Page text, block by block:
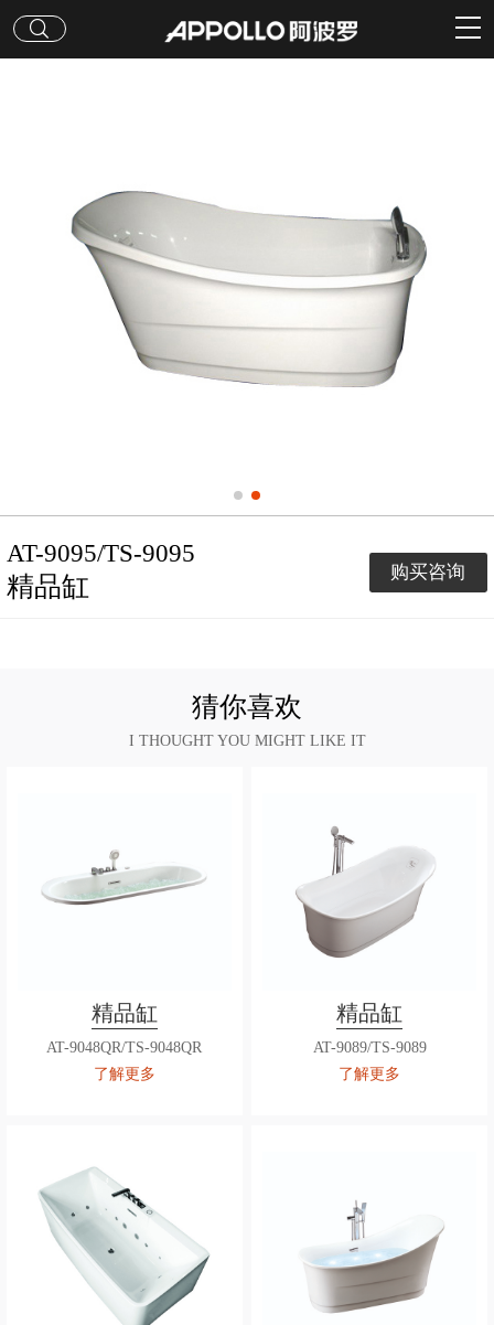
AT-9095/TS-9095
精品缸 购买咨询
猜你喜欢
I THOUGHT YOU MIGHT LIKE IT
精品缸
AT-9048QR/TS-9048QR
了解更多
精品缸
AT-9089/TS-9089
了解更多